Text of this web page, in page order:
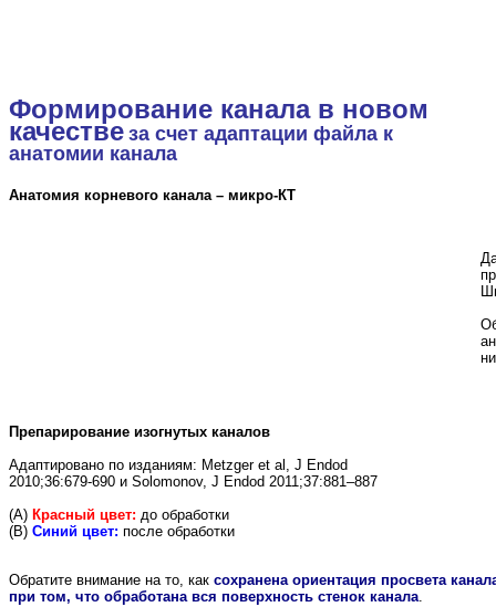
Формирование канала в новом
качестве за счет адаптации файла к
анатомии канала
Анатомия корневого канала – микро-КТ
Препарирование изогнутых каналов
Адаптировано по изданиям: Metzger et al, J Endod
2010;36:679-690 и Solomonov, J Endod 2011;37:881–887
(A) Красный цвет: до обработки
(B) Синий цвет: после обработки
Обратите внимание на то, как сохранена ориентация просвета
при том, что обработана вся поверхность стенок канала.